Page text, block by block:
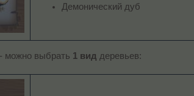
Демонический дуб
- можно выбрать 1 вид деревьев: